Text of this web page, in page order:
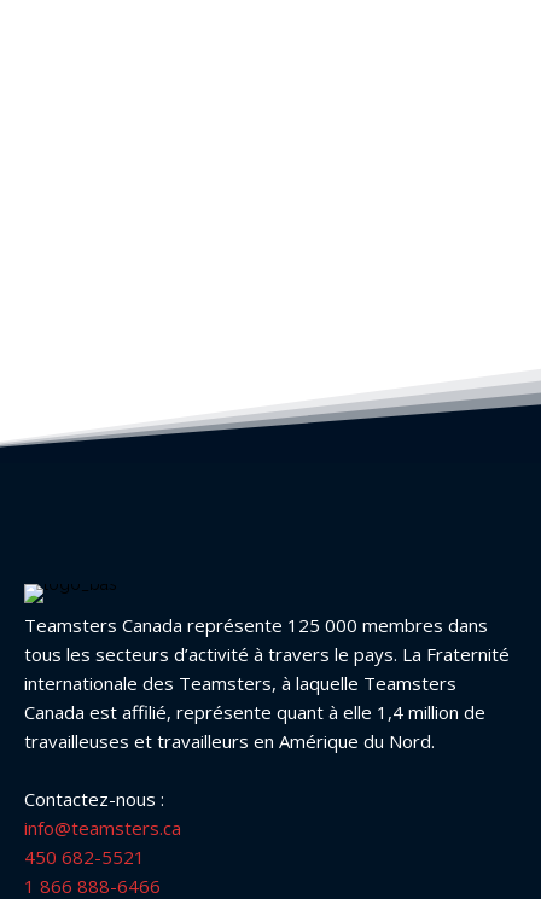
Teamsters Canada représente 125 000 membres dans
tous les secteurs d’activité à travers le pays. La Fraternité
internationale des Teamsters, à laquelle Teamsters
Canada est affilié, représente quant à elle 1,4 million de
travailleuses et travailleurs en Amérique du Nord.
Contactez-nous :
info@teamsters.ca
450 682-5521
1 866 888-6466